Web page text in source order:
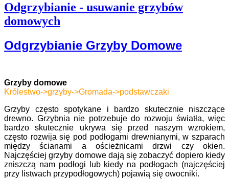
Odgrzybianie - usuwanie grzybów
domowych
Odgrzybianie Grzyby Domowe
Grzyby domowe
Królestwo->grzyby->Gromada->podstawczaki
Grzyby często spotykane i bardzo skutecznie niszczące
drewno. Grzybnia nie potrzebuje do rozwoju światła, więc
bardzo skutecznie ukrywa się przed naszym wzrokiem,
często rozwija się pod podłogami drewnianymi, w szparach
między ścianami a ościeżnicami drzwi czy okien.
Najczęściej grzyby domowe dają się zobaczyć dopiero kiedy
zniszczą nam podłogi lub kiedy na podłogach (najczęściej
przy listwach przypodłogowych) pojawią się owocniki.